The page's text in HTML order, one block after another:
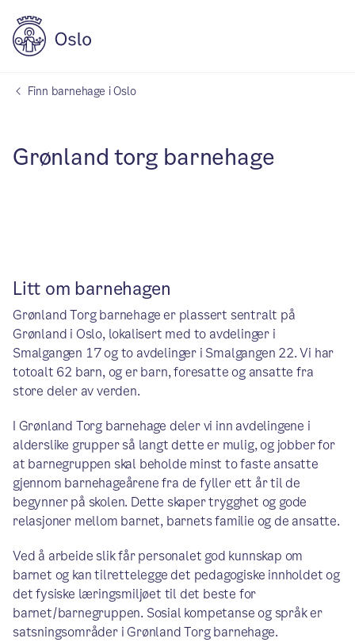
Finn barnehage i Oslo
Grønland torg barnehage
Litt om barnehagen
Grønland Torg barnehage er plassert sentralt på
Grønland i Oslo, lokalisert med to avdelinger i
Smalgangen 17 og to avdelinger i Smalgangen 22. Vi har
totoalt 62 barn, og er barn, foresatte og ansatte fra
store deler av verden.
I Grønland Torg barnehage deler vi inn avdelingene i
alderslike grupper så langt dette er mulig, og jobber for
at barnegruppen skal beholde minst to faste ansatte
gjennom barnehageårene fra de fyller ett år til de
begynner på skolen. Dette skaper trygghet og gode
relasjoner mellom barnet, barnets familie og de ansatte.
Ved å arbeide slik får personalet god kunnskap om
barnet og kan tilrettelegge det pedagogiske innholdet og
det fysiske læringsmiljøet til det beste for
barnet/barnegruppen. Sosial kompetanse og språk er
satsningsområder i Grønland Torg barnehage.